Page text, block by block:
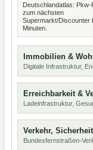
Deutschlandatlas: Pkw-
zum nächsten
Supermarkt/Discounter
Minuten.
Immobilien &
Digitale Infrastruktur,
Erreichbarkeit &
Ladeinfrastruktur,
Verkehr,
Bundesfernstraßen-